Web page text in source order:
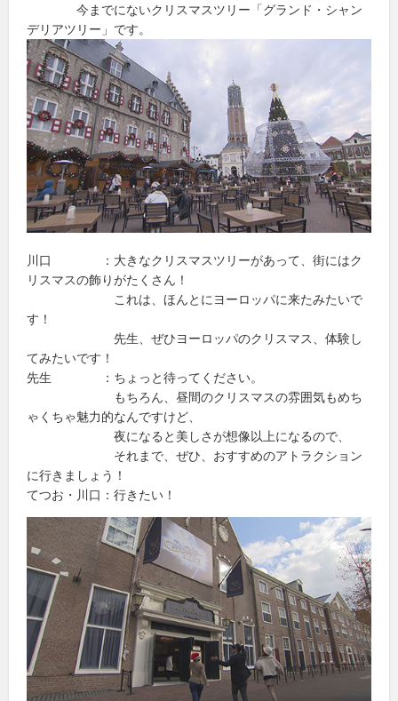
今までにないクリスマスツリー「グランド・シャン
デリアツリー」です。
川口 ：大きなクリスマスツリーがあって、街にはク
リスマスの飾りがたくさん！
これは、ほんとにヨーロッパに来たみたいで
す！
先生、ぜひヨーロッパのクリスマス、体験し
てみたいです！
先生 ：ちょっと待ってください。
もちろん、昼間のクリスマスの雰囲気もめち
ゃくちゃ魅力的なんですけど、
夜になると美しさが想像以上になるので、
それまで、ぜひ、おすすめのアトラクション
に行きましょう！
てつお・川口：行きたい！